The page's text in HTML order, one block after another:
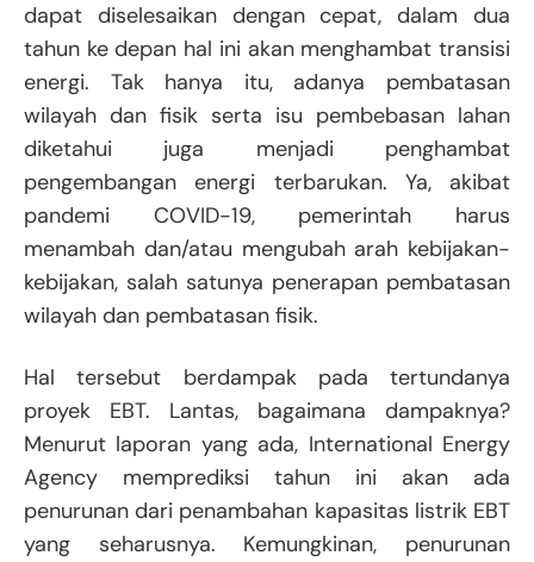
dapat diselesaikan dengan cepat, dalam dua
tahun ke depan hal ini akan menghambat transisi
energi. Tak hanya itu, adanya pembatasan
wilayah dan fisik serta isu pembebasan lahan
diketahui juga menjadi penghambat
pengembangan energi terbarukan. Ya, akibat
pandemi COVID-19, pemerintah harus
menambah dan/atau mengubah arah kebijakan-
kebijakan, salah satunya penerapan pembatasan
wilayah dan pembatasan fisik.
Hal tersebut berdampak pada tertundanya
proyek EBT. Lantas, bagaimana dampaknya?
Menurut laporan yang ada, International Energy
Agency memprediksi tahun ini akan ada
penurunan dari penambahan kapasitas listrik EBT
yang seharusnya. Kemungkinan, penurunan